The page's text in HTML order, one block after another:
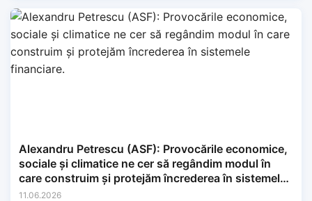
Alexandru Petrescu (ASF): Provocările economice,
sociale și climatice ne cer să regândim modul în
care construim și protejăm încrederea în sistemele
financiare.
11.06.2026